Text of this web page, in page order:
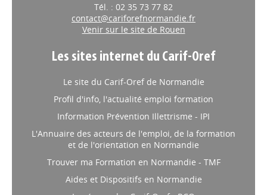
Tél. : 02 35 73 77 82
contact@cariforefnormandie.fr
Venir sur le site de Rouen
Les sites internet du Carif-Oref
Le site du Carif-Oref de Normandie
Profil d'info, l'actualité emploi formation
Information Prévention Illettrisme - IPI
L'Annuaire des acteurs de l'emploi, de la formation
et de l'orientation en Normandie
Trouver ma Formation en Normandie - TMF
Aides et Dispositifs en Normandie